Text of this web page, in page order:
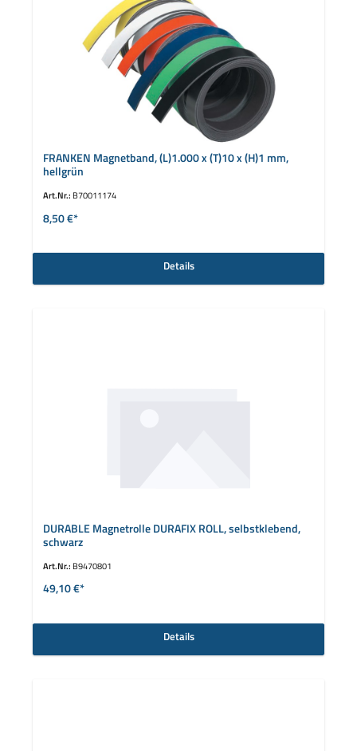
FRANKEN Magnetband, (L)1.000 x (T)10 x (H)1 mm,
hellgrün
Art.Nr.: B70011174
8,50 €*
Details
DURABLE Magnetrolle DURAFIX ROLL, selbstklebend,
schwarz
Art.Nr.: B9470801
49,10 €*
Details